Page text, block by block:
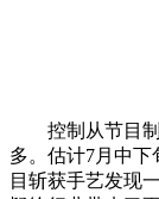
控制从节目制
多。估计7月中
目斩获手艺发现